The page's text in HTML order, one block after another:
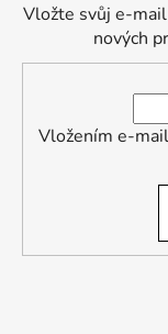
Vložte svůj e-
nových
Vložením e-